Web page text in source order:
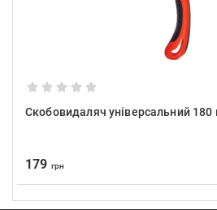
Скобовидаляч універсальний
179 грн